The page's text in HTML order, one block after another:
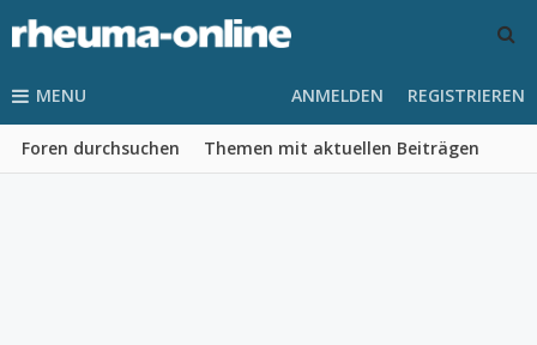
MENU
Foren durchsuchen Themen mit aktuellen Beiträgen
ANMELDEN REGISTRIEREN